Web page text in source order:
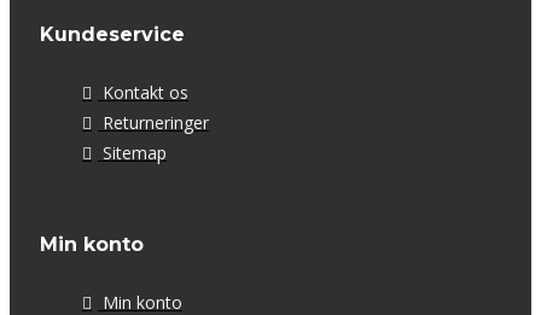
Kundeservice
Kontakt os
Returneringer
Sitemap
Min konto
Min konto